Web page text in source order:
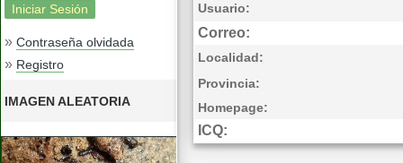
» Contraseña olvidada
» Registro
IMAGEN ALEATORIA
Usuario:
Correo:
Localidad:
Provincia:
Homepage:
ICQ: